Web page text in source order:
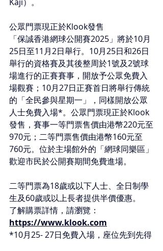
公眾門票現正於Klook發售
「保誠香港網球公開賽2025」將於10月
25日至11月2日舉行。10月25日和26日
舉行的資格賽及其後整周於1號及2號球
場進行的正賽賽事，開放予公眾免費入
場觀賽；10月27日正賽首日將舉行傳統
的「全民參與星期一」，同樣開放公眾
人士免費入場*。公眾門票現正於Klook
發售，賽事一等門票售價由港幣220元至
970元；二等門票售價由港幣160元至
760元。位於主場館外的「網球同樂區」
歡迎市民於公開賽期間免費進場。
二等門票為18歲或以下人士、全日制學
生及60歲或以上長者提供半價優惠。
了解購票詳情，請瀏覽：
https://www.klook.com
*10月25- 27日免費入場，座位先到先得